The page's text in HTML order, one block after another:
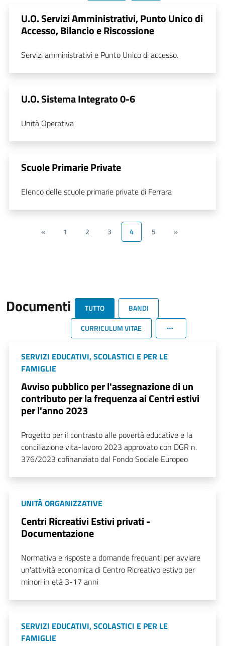
U.O. Servizi Amministrativi, Punto Unico di
Accesso, Bilancio e Riscossione
Servizi amministrativi e Punto Unico di accesso.
U.O. Sistema Integrato 0-6
Unità Operativa
Scuole Primarie Private
Elenco delle scuole primarie private di Ferrara
« 1 2 3 4 5 »
Documenti TUTTO
BANDI
CURRICULUM VITAE
SERVIZI EDUCATIVI, SCOLASTICI E PER LE
FAMIGLIE
Avviso pubblico per l'assegnazione di un
contributo per la frequenza ai Centri estivi
per l'anno 2023
Progetto per il contrasto alle povertà educative e la
conciliazione vita-lavoro 2023 approvato con DGR n.
376/2023 cofinanziato dal Fondo Sociale Europeo
UNITÀ ORGANIZZATIVE
Centri Ricreativi Estivi privati -
Documentazione
Normativa e risposte a domande frequanti per avviare
un'attività economica di Centro Ricreativo estivo per
minori in età 3-17 anni
SERVIZI EDUCATIVI, SCOLASTICI E PER LE
FAMIGLIE